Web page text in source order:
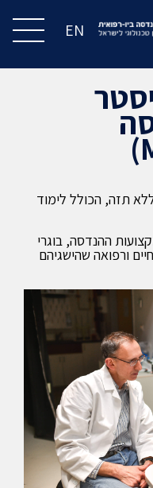
EN
תזה, הכולל לימוד
ההנדסה, בוגרי
ורפואה שהישגיהם